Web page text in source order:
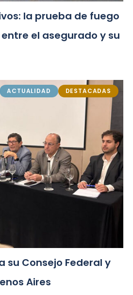
la prueba de fuego
el asegurado y su
ACTUALIDAD DESTACADAS
su Consejo Federal y
Aires